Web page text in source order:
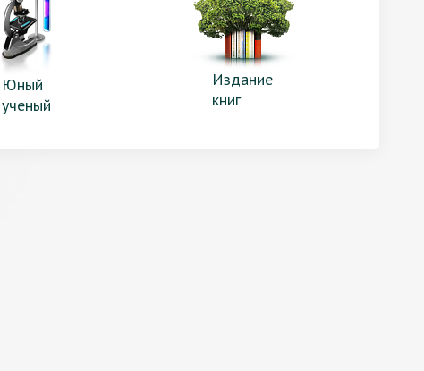
Юный
ученый
Издание
книг